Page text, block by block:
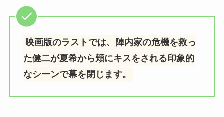
映画版のラストでは、陣内家の危機を救っ
た健二が夏希から頬にキスをされる印象的
なシーンで幕を閉じます。